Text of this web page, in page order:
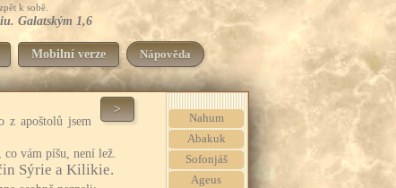
k sobě.
Galatským 1,6
Mobilní verze Nápověda
>
z apoštolů jsem
vám píšu, není lež.
Sýrie a Kilikie.
Nahum
Abakuk
Sofonjáš
Ageus